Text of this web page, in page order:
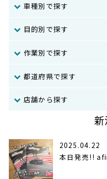
車種別で探す
目的別で探す
作業別で探す
都道府県で探す
店舗から探す
2025.04.22
本日発売!!